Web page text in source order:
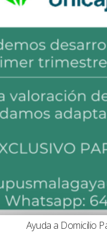
Ayuda a Domicilio